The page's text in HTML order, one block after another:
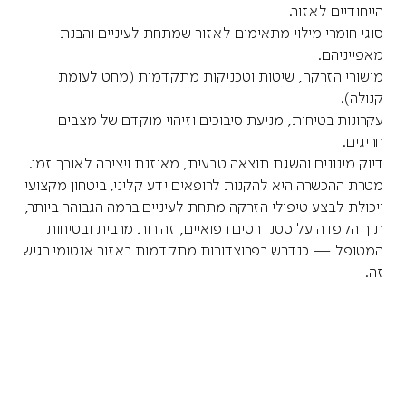
הייחודיים לאזור.
סוגי חומרי מילוי מתאימים לאזור שמתחת לעיניים והבנת
מאפייניהם.
מישורי הזרקה, שיטות וטכניקות מתקדמות (מחט לעומת
קנולה).
עקרונות בטיחות, מניעת סיבוכים וזיהוי מוקדם של מצבים
חריגים.
דיוק מינונים והשגת תוצאה טבעית, מאוזנת ויציבה לאורך זמן.
מטרת ההכשרה היא להקנות לרופאים ידע קליני, ביטחון מקצועי
ויכולת לבצע טיפולי הזרקה מתחת לעיניים ברמה הגבוהה ביותר,
תוך הקפדה על סטנדרטים רפואיים, זהירות מרבית ובטיחות
המטופל — כנדרש בפרוצדורות מתקדמות באזור אנטומי רגיש
זה.